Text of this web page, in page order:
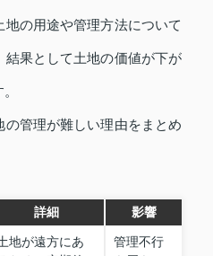
の用途や管理方法について
果として土地の価値が下が
の管理が難しい理由をまとめ
詳細 影響
地が遠方にあ
管理不行